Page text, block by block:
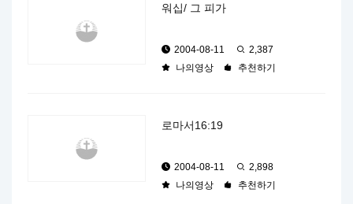
워십/ 그 피가
2004-08-11
2,387
나의영상
추천하기
로마서16:19
2004-08-11
2,898
나의영상
추천하기